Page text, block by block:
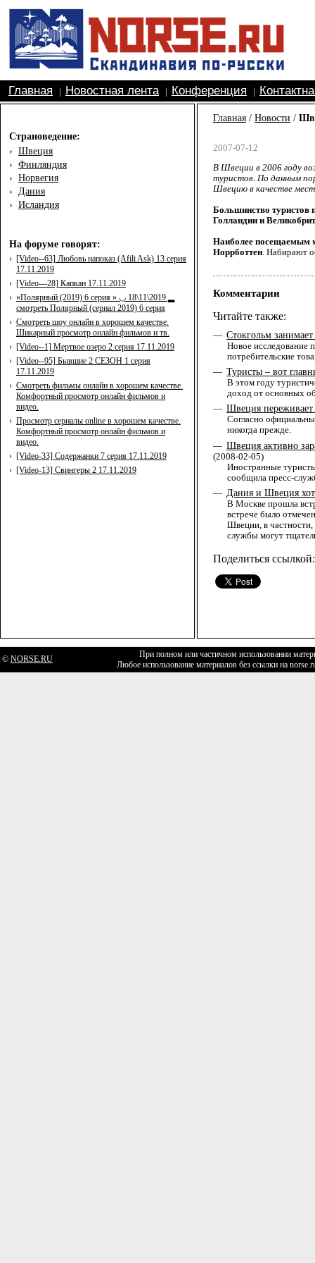
Главная Новостная лента| Конференция
Страноведение:
› Швеция
› Финляндия
› Норвегия
› Дания
› Исландия
На форуме говорят:
› [Video--63] Любовь напоказ (Afili Ask) 13 серия
17.11.2019
› [Video---28] Капкан 17.11.2019
› «Полярный (2019) 6 серия » ◡ 18\11\2019 ▂
смотреть Полярный (сериал 2019) 6 серия
› Смотреть шоу онлайн в хорошем качестве.
Шикарный просмотр онлайн фильмов и тв.
› [Video--1] Мертвое озеро 2 серия 17.11.2019
› [Video--95] Бывшие 2 СЕЗОН 1 серия
17.11.2019
› Смотреть фильмы онлайн в хорошем качестве.
Комфортный просмотр онлайн фильмов и
видео.
› Просмотр сериалы online в хорошем качестве.
Комфортный просмотр онлайн фильмов и
видео.
› [Video-33] Содержанки 7 серия 17.11.2019
› [Video-13] Свингеры 2 17.11.2019
Главная / Новости /
2007-07-12
В Швеции в 2006 году
туристов. По данным
Швецию в качестве
Большинство туристов
Голландии и
Наиболее посещаемым
Норрботтен . Набирают
Комментарии
Читайте также:
— Стокгольм
Новое исследование
потребительские
— Туристы – вот
В этом году
доход от основных
— Швеция переживает
Согласно
никогда прежде.
— Швеция активно
(2008-02-05)
Иностранные
сообщила пресс-
— Дания и Швеция
В Москве прошла
встрече было
Швеции, в частности,
службы могут
Поделиться ссылкой:
© NORSE.RU
При полном или частичном использовании
Любое использование материалов без ссылки на